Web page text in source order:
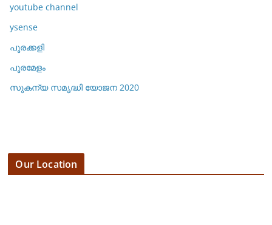
youtube channel
ysense
പൂരക്കളി
പൂരമേളം
സുകന്യ സമൃദ്ധി യോജന 2020
Our Location